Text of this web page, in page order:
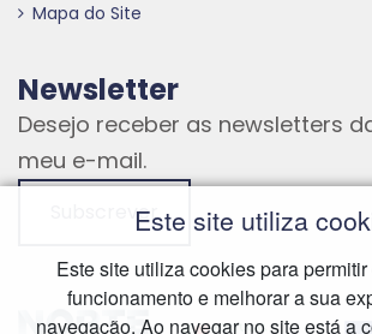
Mapa do Site
Newsletter
Desejo receber as newsletters
meu e-mail.
Subscrever
Hiperligação externaHiperligação externa
Este site utiliza
Este site utiliza cookies para
funcionamento e melhorar a sua
navegação. Ao navegar no site está a